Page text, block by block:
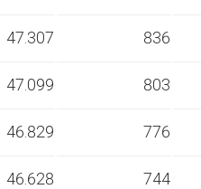
47.307 836
47.099 803
46.829 776
46.628 744